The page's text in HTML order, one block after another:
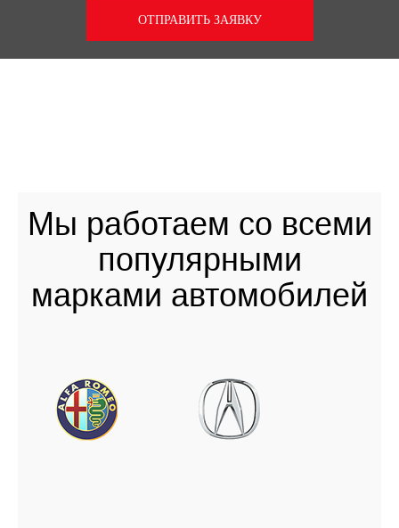
ОТПРАВИТЬ ЗАЯВКУ
Мы работаем со всеми
популярными
марками автомобилей